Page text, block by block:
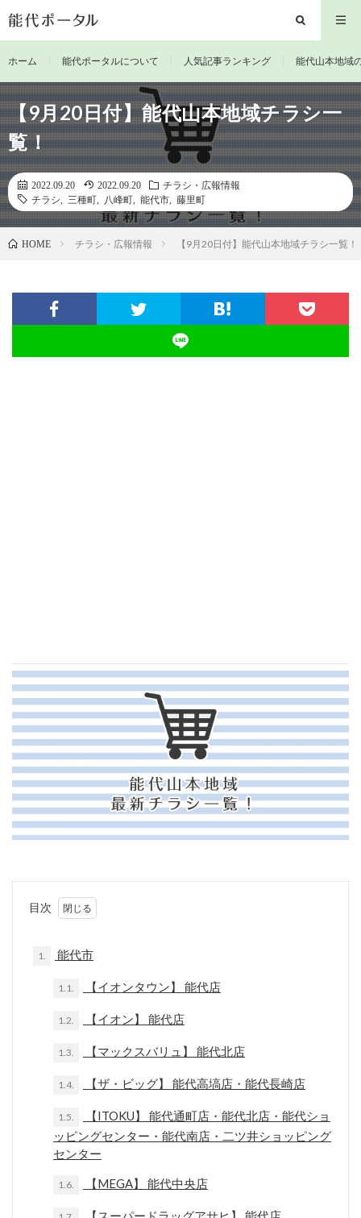
ホーム 能代ポータルについて 人気記事ランキング 能代山本地域
【9月20日付】能代山本地域チラシ一
覧！
2022.09.20 2022.09.20
チラシ・広報情報
チラシ
三種町 八峰町 能代市 藤里町
HOME チラシ・広報情報 【9月20日付】能代山本地域チラシ一覧！
目次
1. 能代市
1.1. 【イオンタウン】 能代店
1.2. 【イオン】 能代店
1.3. 【マックスバリュ】 能代北店
1.4. 【ザ・ビッグ】 能代高塙店・能代長崎店
1.5.
【ITOKU】 能代通町店・能代北店・能代ショ
ッピングセンター・能代南店・二ツ井ショッピング
センター
1.6. 【MEGA】 能代中央店